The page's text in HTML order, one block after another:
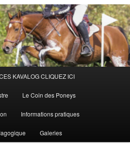
KAVALOG CLIQUEZ ICI
Le Coin des Poneys
Informations pratiques
Galeries